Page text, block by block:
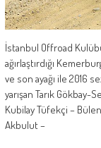
İstanbul Offroad
ağırlaştırdığı
ve son ayağı ile 2016
yarışan Tarık
Kubilay Tüfekçi –
Akbulut –